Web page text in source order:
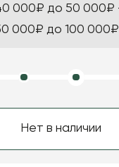
000₽ до 50 000₽
000₽ до 100 000₽
Нет в наличии